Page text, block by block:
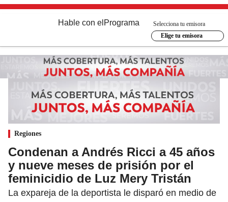
Hable con el Programa
Selecciona tu emisora
Elige tu emisora
Regiones
Condenan a Andrés Ricci a 45 años
y nueve meses de prisión por el
feminicidio de Luz Mery Tristán
La expareja de la deportista le disparó en medio de